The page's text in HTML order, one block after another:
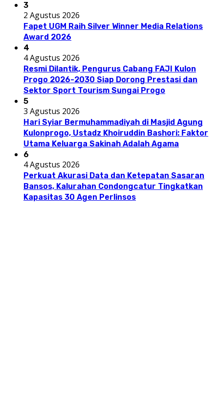
3
2 Agustus 2026
Fapet UGM Raih Silver Winner Media Relations
Award 2026
4
4 Agustus 2026
Resmi Dilantik, Pengurus Cabang FAJI Kulon
Progo 2026-2030 Siap Dorong Prestasi dan
Sektor Sport Tourism Sungai Progo
5
3 Agustus 2026
Hari Syiar Bermuhammadiyah di Masjid Agung
Kulonprogo, Ustadz Khoiruddin Bashori: Faktor
Utama Keluarga Sakinah Adalah Agama
6
4 Agustus 2026
Perkuat Akurasi Data dan Ketepatan Sasaran
Bansos, Kalurahan Condongcatur Tingkatkan
Kapasitas 30 Agen Perlinsos